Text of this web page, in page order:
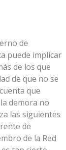
de
puede implicar
de los que
de que no se
que
demora no
las siguientes
de
de la Red